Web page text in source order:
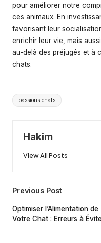
pour améliorer notre
ces animaux. En
favorisant leur
enrichir leur vie, mais
au-delà des préjugés et à
chats.
Tags:
passions chats
Hakim
View All Posts
Post
navigation
Previous Post
Optimiser l’Alimentation de
Votre Chat : Erreurs à